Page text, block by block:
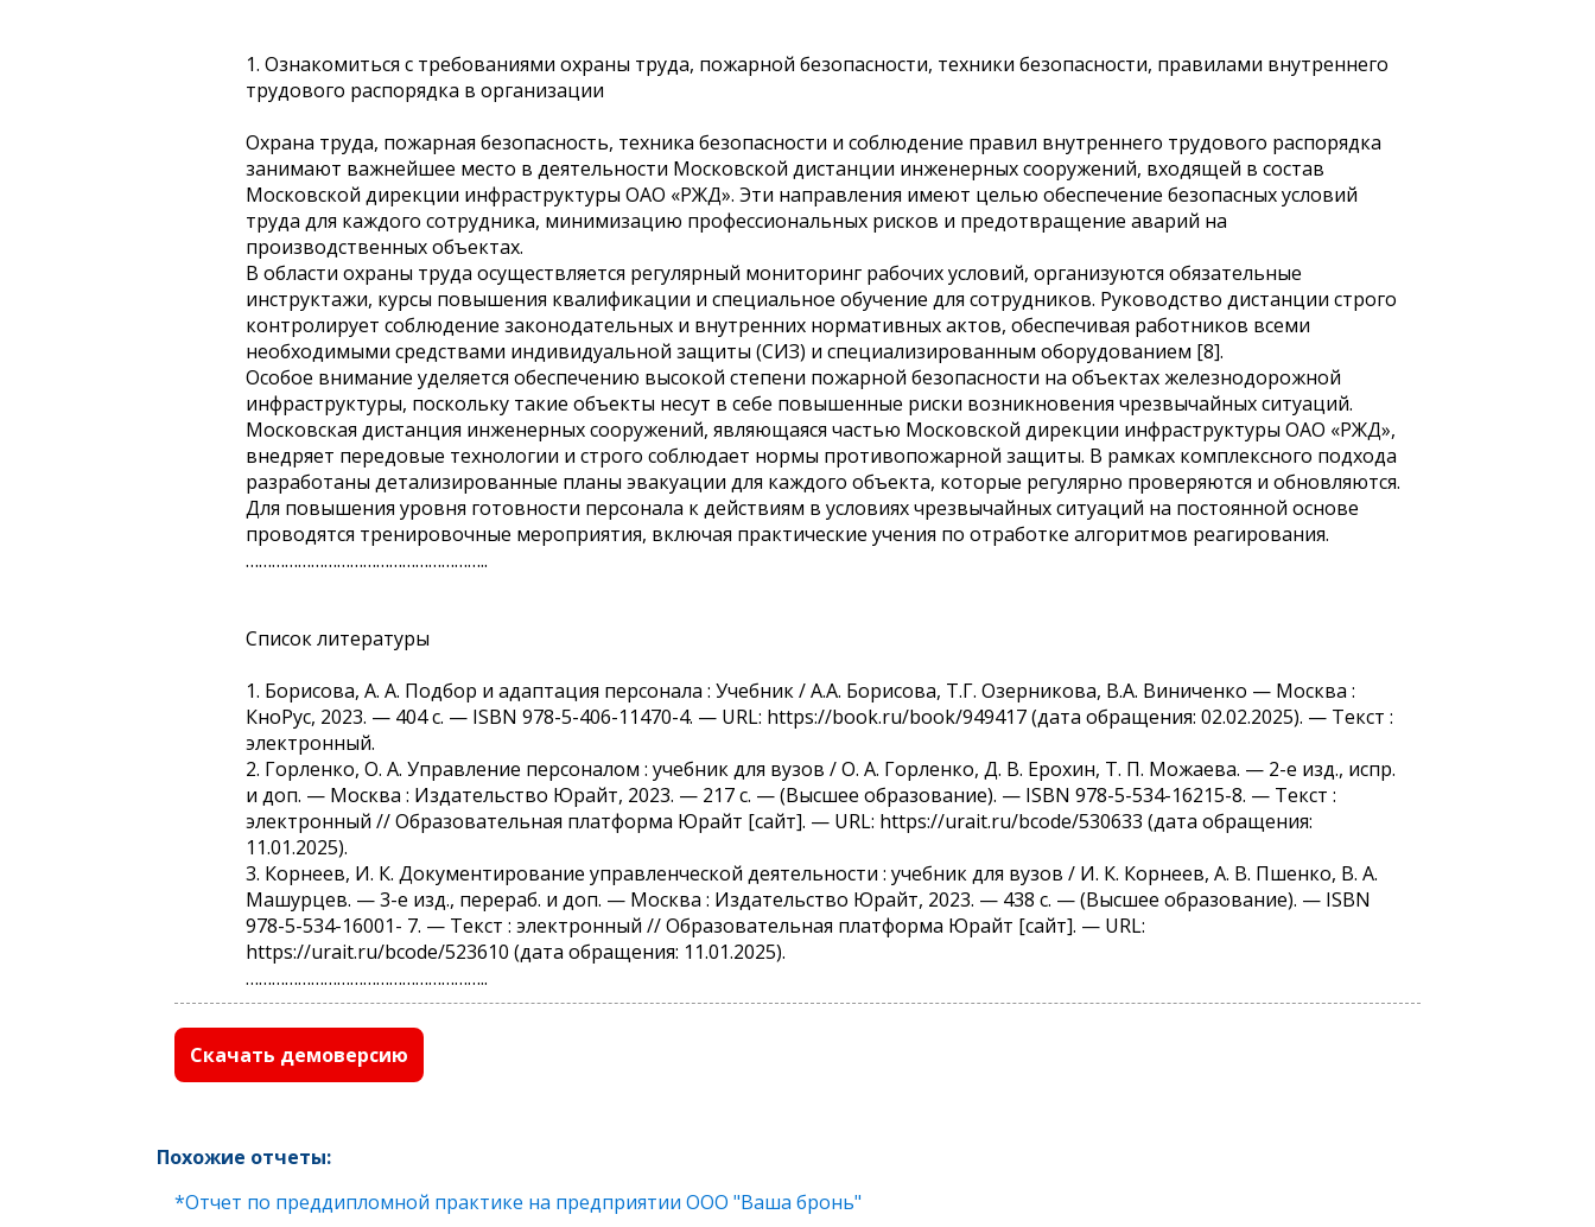
1. Ознакомиться с требованиями охраны труда, пожарной безопасности, техники безопасности, правилами внутреннего
трудового распорядка в организации
Охрана труда, пожарная безопасность, техника безопасности и соблюдение правил внутреннего трудового распорядка
занимают важнейшее место в деятельности Московской дистанции инженерных сооружений, входящей в состав
Московской дирекции инфраструктуры ОАО «РЖД». Эти направления имеют целью обеспечение безопасных условий
труда для каждого сотрудника, минимизацию профессиональных рисков и предотвращение аварий на
производственных объектах.
В области охраны труда осуществляется регулярный мониторинг рабочих условий, организуются обязательные
инструктажи, курсы повышения квалификации и специальное обучение для сотрудников. Руководство дистанции строго
контролирует соблюдение законодательных и внутренних нормативных актов, обеспечивая работников всеми
необходимыми средствами индивидуальной защиты (СИЗ) и специализированным оборудованием [8].
Особое внимание уделяется обеспечению высокой степени пожарной безопасности на объектах железнодорожной
инфраструктуры, поскольку такие объекты несут в себе повышенные риски возникновения чрезвычайных ситуаций.
Московская дистанция инженерных сооружений, являющаяся частью Московской дирекции инфраструктуры ОАО «РЖД»,
внедряет передовые технологии и строго соблюдает нормы противопожарной защиты. В рамках комплексного подхода
разработаны детализированные планы эвакуации для каждого объекта, которые регулярно проверяются и обновляются.
Для повышения уровня готовности персонала к действиям в условиях чрезвычайных ситуаций на постоянной основе
проводятся тренировочные мероприятия, включая практические учения по отработке алгоритмов реагирования.
………………………………………………..
Список литературы
1. Борисова, А. А. Подбор и адаптация персонала : Учебник / А.А. Борисова, Т.Г. Озерникова, В.А. Виниченко — Москва :
КноРус, 2023. — 404 с. — ISBN 978-5-406-11470-4. — URL: https://book.ru/book/949417 (дата обращения: 02.02.2025). — Текст :
электронный.
2. Горленко, О. А. Управление персоналом : учебник для вузов / О. А. Горленко, Д. В. Ерохин, Т. П. Можаева. — 2-е изд., испр.
и доп. — Москва : Издательство Юрайт, 2023. — 217 с. — (Высшее образование). — ISBN 978-5-534-16215-8. — Текст :
электронный // Образовательная платформа Юрайт [сайт]. — URL: https://urait.ru/bcode/530633 (дата обращения:
11.01.2025).
3. Корнеев, И. К. Документирование управленческой деятельности : учебник для вузов / И. К. Корнеев, А. В. Пшенко, В. А.
Машурцев. — 3-е изд., перераб. и доп. — Москва : Издательство Юрайт, 2023. — 438 с. — (Высшее образование). — ISBN
978-5-534-16001- 7. — Текст : электронный // Образовательная платформа Юрайт [сайт]. — URL:
https://urait.ru/bcode/523610 (дата обращения: 11.01.2025).
………………………………………………..
Скачать демоверсию
Похожие отчеты:
*Отчет по преддипломной практике на предприятии ООО "Ваша бронь"